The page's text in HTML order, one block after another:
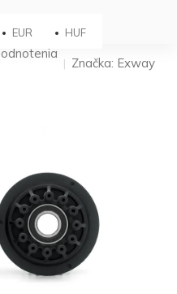
EUR HUF
Značka: Exway